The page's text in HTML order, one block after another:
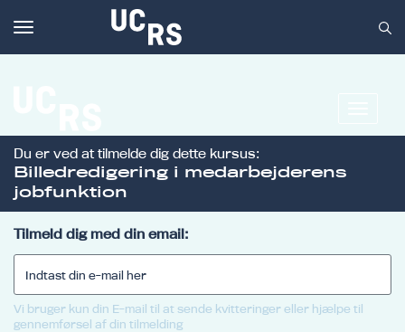
navigation
Om UCRS
Bliv faglært
Kursus
Du er ved at tilmelde dig dette kursus:
Billedredigering i medarbejderens
jobfunktion
Tilmeld dig med din email:
Vi bruger kun din E-mail til at sende kvitteringer eller hjælpe til
gennemførsel af din tilmelding